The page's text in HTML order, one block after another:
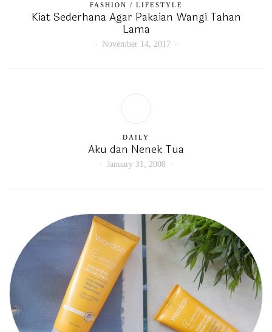
FASHION / LIFESTYLE
Kiat Sederhana Agar Pakaian Wangi Tahan
Lama
November 14, 2017
DAILY
Aku dan Nenek Tua
January 31, 2008